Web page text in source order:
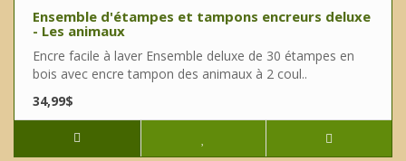
Ensemble d'étampes et tampons encreurs deluxe
- Les animaux
Encre facile à laver Ensemble deluxe de 30 étampes en
bois avec encre tampon des animaux à 2 coul..
34,99$